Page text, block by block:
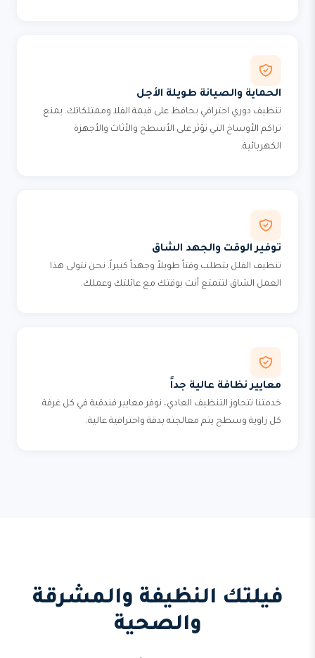
الحماية والصيانة طويلة الأجل
تنظيف دوري احترافي يحافظ على قيمة الفلا وممتلكاتك. يمنع
تراكم الأوساخ التي تؤثر على الأسطح والأثاث والأجهزة
الكهربائية.
توفير الوقت والجهد الشاق
تنظيف الفلل يتطلب وقتاً طويلاً وجهداً كبيراً. نحن نتولى هذا
العمل الشاق لتتمتع أنت بوقتك مع عائلتك وعملك.
معايير نظافة عالية جداً
خدمتنا تتجاوز التنظيف العادي، نوفر معايير فندقية في كل غرفة.
كل زاوية وسطح يتم معالجته بدقة واحترافية عالية.
فيلتك النظيفة والمشرقة
والصحية